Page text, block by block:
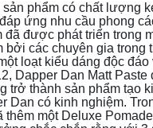
phẩm có chất lượng
ứng nhu cầu phong
đã được phát triển trong
bởi các chuyên gia trong
loạt kiểu dáng độc đáo
Dapper Dan Matt
trở thành sản phẩm tạo
Dan có kinh nghiệm.
thêm một Deluxe